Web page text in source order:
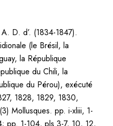
D. d’. (1834-1847).
(le Brésil, la
la République
du Chili, la
du Pérou), exécuté
1828, 1829, 1830,
Mollusques. pp. i-xliii, 1-